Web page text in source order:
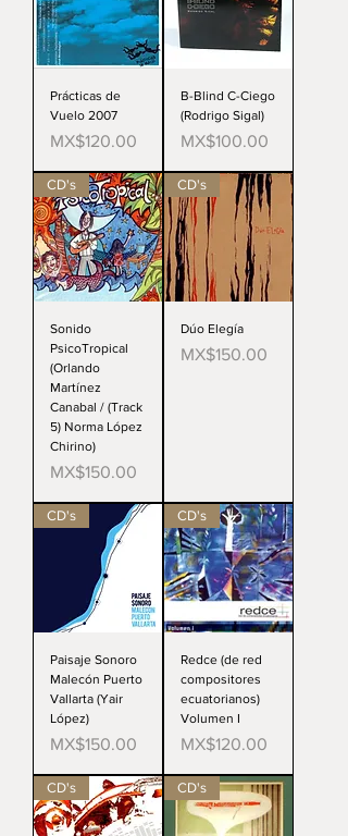
Prácticas de
Vuelo 2007
Price
MX$120.00
B-Blind C-Ciego
(Rodrigo Sigal)
Price
MX$100.00
CD's
Sonido
PsicoTropical
(Orlando
Martínez
Canabal / (Track
5) Norma López
Chirino)
Price
MX$150.00
CD's
Dúo Elegía
Price
MX$150.00
CD's
Paisaje Sonoro
Malecón Puerto
Vallarta (Yair
López)
Price
MX$150.00
CD's
Redce (de red
compositores
ecuatorianos)
Volumen I
Price
MX$120.00
CD's CD's